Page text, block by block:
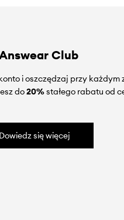
Club
i oszczędzaj przy
do20%stałego rabatu od
Dowiedz się więcej